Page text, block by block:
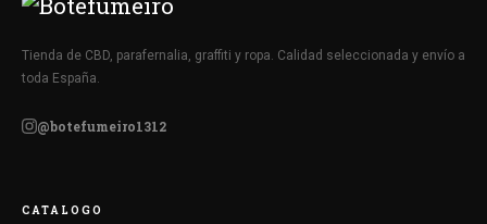
Tienda de CBD, parafernalia, graffiti y ropa. Calidad seleccionada y envío a
toda España.
@botefumeiro1312
CATALOGO